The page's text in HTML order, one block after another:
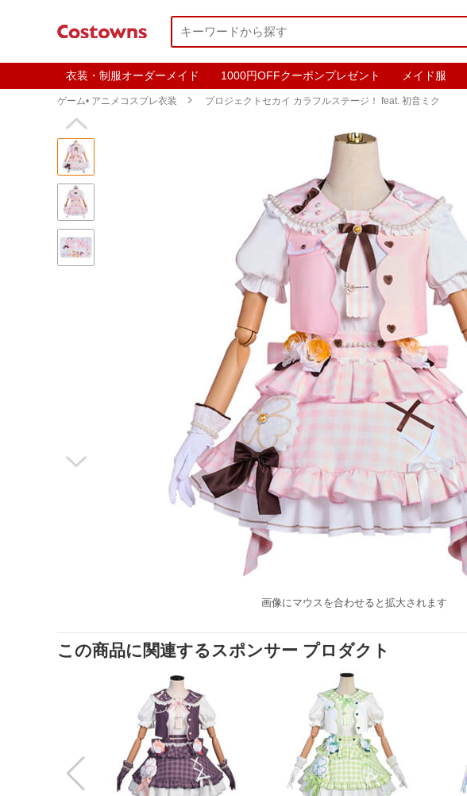
衣装・制服オーダーメイド 1000円OFFクーポンプレゼント メイド服
ゲーム• アニメコスプレ衣装  プロジェクトセカイ カラフルステージ！ feat. 初音ミク


画像にマウスを合わせると拡大されます
この商品に関連するスポンサー プロダクト